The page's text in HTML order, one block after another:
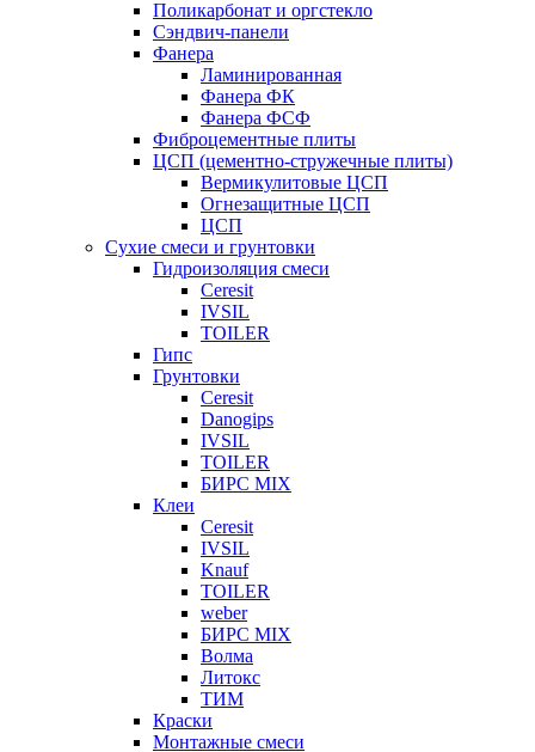
Поликарбонат и оргстекло
Сэндвич-панели
Фанера
Ламинированная
Фанера ФК
Фанера ФСФ
Фиброцементные плиты
ЦСП (цементно-стружечные плиты)
Вермикулитовые ЦСП
Огнезащитные ЦСП
ЦСП
Сухие смеси и грунтовки
Гидроизоляция смеси
Ceresit
IVSIL
TOILER
Гипс
Грунтовки
Ceresit
Danogips
IVSIL
TOILER
БИРС MIX
Клеи
Ceresit
IVSIL
Knauf
TOILER
weber
БИРС MIX
Волма
Литокс
ТИМ
Краски
Монтажные смеси